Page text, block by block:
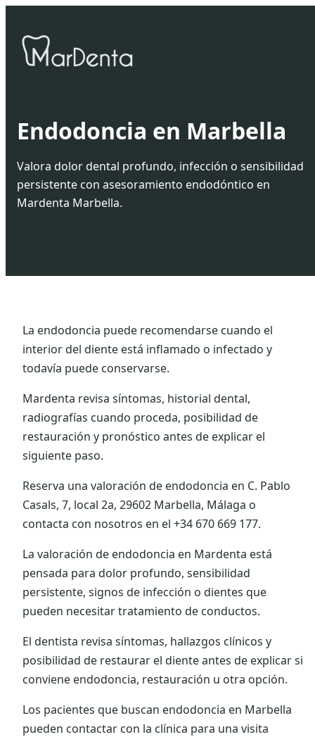
Endodoncia en Marbella
Valora dolor dental profundo, infección o sensibilidad
persistente con asesoramiento endodóntico en
Mardenta Marbella.
La endodoncia puede recomendarse cuando el
interior del diente está inflamado o infectado y
todavía puede conservarse.
Mardenta revisa síntomas, historial dental,
radiografías cuando proceda, posibilidad de
restauración y pronóstico antes de explicar el
siguiente paso.
Reserva una valoración de endodoncia en C. Pablo
Casals, 7, local 2a, 29602 Marbella, Málaga o
contacta con nosotros en el +34 670 669 177.
La valoración de endodoncia en Mardenta está
pensada para dolor profundo, sensibilidad
persistente, signos de infección o dientes que
pueden necesitar tratamiento de conductos.
El dentista revisa síntomas, hallazgos clínicos y
posibilidad de restaurar el diente antes de explicar si
conviene endodoncia, restauración u otra opción.
Los pacientes que buscan endodoncia en Marbella
pueden contactar con la clínica para una visita